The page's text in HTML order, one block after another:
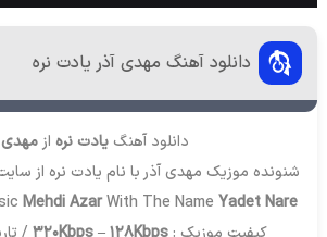
دانلود آهنگ مهدی آذر یادت نره
دانلود آهنگ یادت نره ازمهدی
شنونده موزیک مهدی آذر با نام یادت نره از
Mehdi AzarWith The Name Yadet Nare